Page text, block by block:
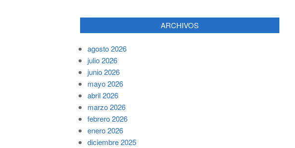
ARCHIVOS
agosto 2026
julio 2026
junio 2026
mayo 2026
abril 2026
marzo 2026
febrero 2026
enero 2026
diciembre 2025